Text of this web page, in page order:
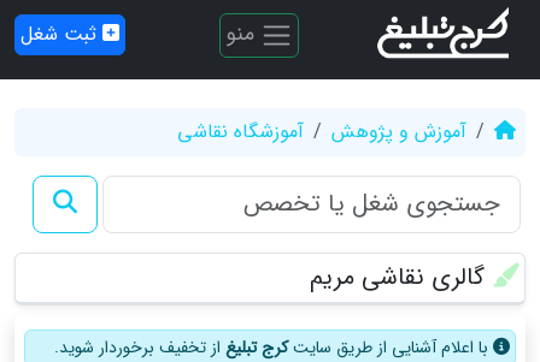
منو ثبت شغل
آموزش و پژوهش آموزشگاه نقاشی
گالری نقاشی مریم
با اعلام آشنایی از طریق سایتکرج تبلیغ از تخفیف برخوردار شوید.